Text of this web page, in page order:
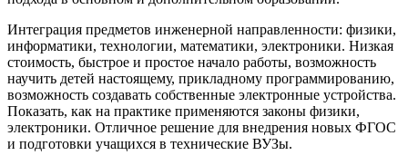
Интеграция предметов инженерной направленности: физики,
информатики, технологии, математики, электроники. Низкая
стоимость, быстрое и простое начало работы, возможность
научить детей настоящему, прикладному программированию,
возможность создавать собственные электронные устройства.
Показать, как на практике применяются законы физики,
электроники. Отличное решение для внедрения новых ФГОС
и подготовки учащихся в технические ВУЗы.